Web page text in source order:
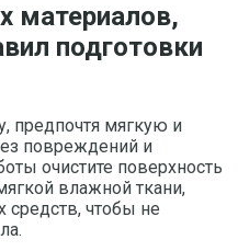
материалов,
подготовки
предпочтя мягкую и
повреждений и
очистите поверхность
влажной ткани,
чтобы не